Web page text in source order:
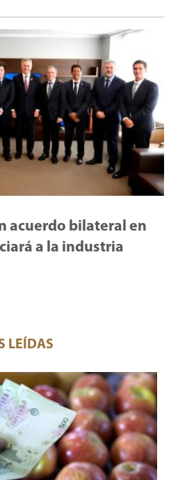
acuerdo bilateral en
a la industria
LEÍDAS